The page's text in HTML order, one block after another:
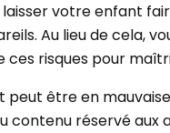
votre enfant
Au lieu de cela,
ces risques pour
peut être en
contenu réservé aux